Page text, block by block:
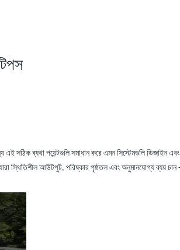
সঠিক ব্যথা পয়েন্টগুলি সমাধান করে এমন সিস্টেমগুলি ডিজাইন এবং
স্থিতিশীল আউটপুট, পরিষ্কার পৃষ্ঠতল এবং অনুমানযোগ্য ব্যয় চান-